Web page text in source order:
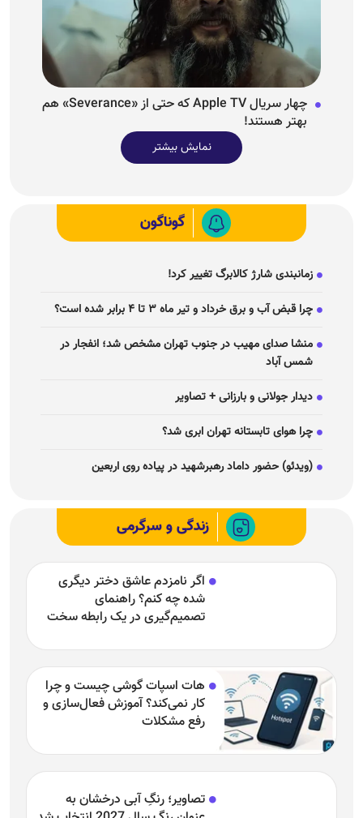
چهار سریال Apple TV که حتی از «Severance» هم
بهتر هستند!
نمایش بیشتر
گوناگون
زمانبندی شارژ کالابرگ تغییر کرد!
چرا قبض آب و برق خرداد و تیر ماه ۳ تا ۴ برابر شده است؟
منشا صدای مهیب در جنوب تهران مشخص شد؛ انفجار در
شمس آباد
دیدار جولانی و بارزانی + تصاویر
چرا هوای تابستانه تهران ابری شد؟
(ویدئو) حضور داماد رهبرشهید در پیاده روی اربعین
زندگی و سرگرمی
اگر نامزدم عاشق دختر دیگری
شده چه کنم؟ راهنمای
تصمیم‌گیری در یک رابطه سخت
هات اسپات گوشی چیست و چرا
کار نمی‌کند؟ آموزش فعال‌سازی و
رفع مشکلات
تصاویر؛ رنگِ آبی درخشان به